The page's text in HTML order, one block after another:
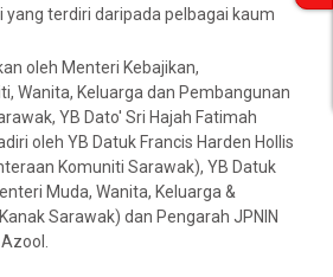
terdiri daripada pelbagai kaum
oleh Menteri Kebajikan,
Wanita, Keluarga dan Pembangunan
YB Dato' Sri Hajah Fatimah
oleh YB Datuk Francis Harden Hollis
Komuniti Sarawak), YB Datuk
Muda, Wanita, Keluarga &
Sarawak) dan Pengarah JPNIN